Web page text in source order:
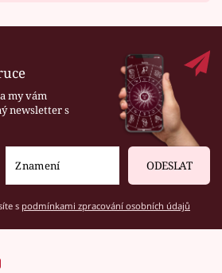
my vám
newsletter s
ODESLAT
s podmínkami zpracování osobních údajů